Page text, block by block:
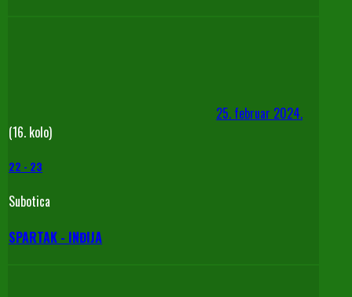
25. februar 2024.
(16. kolo)
22 - 23
Subotica
SPARTAK - INĐIJA